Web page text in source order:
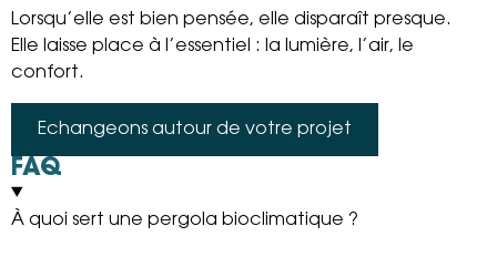
Lorsqu’elle est bien pensée, elle disparaît presque.
Elle laisse place à l’essentiel : la lumière, l’air, le
confort.
Echangeons autour de votre projet
FAQ
À quoi sert une pergola bioclimatique ?